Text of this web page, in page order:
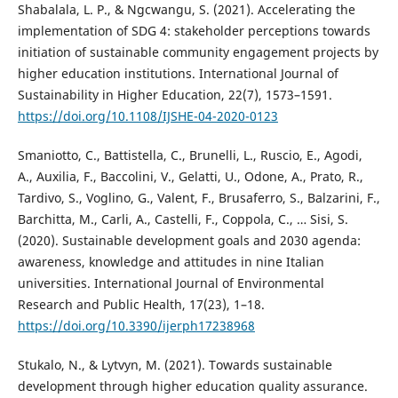
Shabalala, L. P., & Ngcwangu, S. (2021). Accelerating the
implementation of SDG 4: stakeholder perceptions towards
initiation of sustainable community engagement projects by
higher education institutions. International Journal of
Sustainability in Higher Education, 22(7), 1573–1591.
https://doi.org/10.1108/IJSHE-04-2020-0123
Smaniotto, C., Battistella, C., Brunelli, L., Ruscio, E., Agodi,
A., Auxilia, F., Baccolini, V., Gelatti, U., Odone, A., Prato, R.,
Tardivo, S., Voglino, G., Valent, F., Brusaferro, S., Balzarini, F.,
Barchitta, M., Carli, A., Castelli, F., Coppola, C., … Sisi, S.
(2020). Sustainable development goals and 2030 agenda:
awareness, knowledge and attitudes in nine Italian
universities. International Journal of Environmental
Research and Public Health, 17(23), 1–18.
https://doi.org/10.3390/ijerph17238968
Stukalo, N., & Lytvyn, M. (2021). Towards sustainable
development through higher education quality assurance.